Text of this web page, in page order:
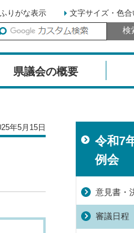
ふりがな表示 文字サイズ・色合
県議会の概要
年5月15日
令和7
例会
意見書・
審議日程